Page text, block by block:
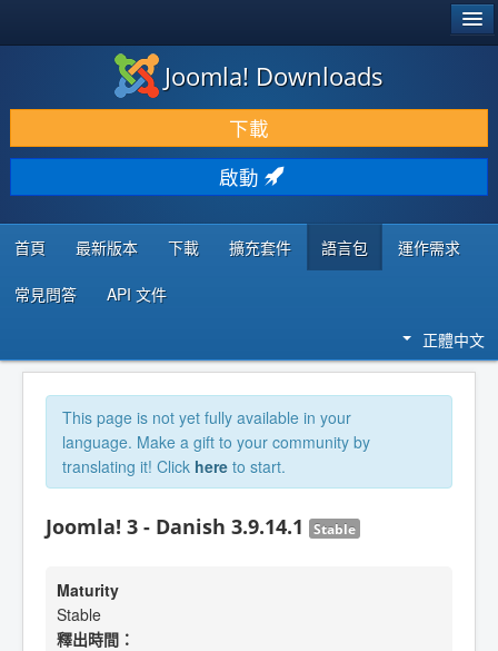
下載 & 擴充
發現 & 學習
社群 & 支援
程式者資源
Joomla! Downloads
下載
啟動
首頁 最新版本 下載 擴充套件 語言包 運作需求
常見問答 API 文件
正體中文
This page is not yet fully available in your
language. Make a gift to your community by
translating it! Click here to start.
Joomla! 3 - Danish 3.9.14.1 Stable
Maturity
Stable
釋出時間：